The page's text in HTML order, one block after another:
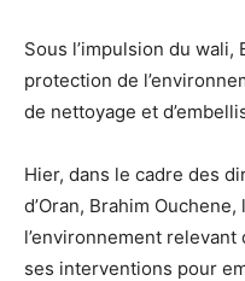
Sous l’impulsion du
protection de
de nettoyage et
Hier, dans le cadre des
d’Oran, Brahim
l’environnement
ses interventions pour